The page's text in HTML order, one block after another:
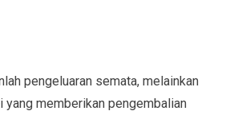
pengeluaran semata, melainkan
yang memberikan pengembalian